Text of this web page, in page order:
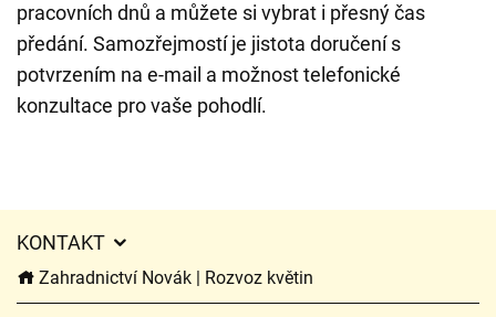
pracovních dnů a můžete si vybrat i přesný čas
předání. Samozřejmostí je jistota doručení s
potvrzením na e-mail a možnost telefonické
konzultace pro vaše pohodlí.
KONTAKT
Zahradnictví Novák | Rozvoz květin